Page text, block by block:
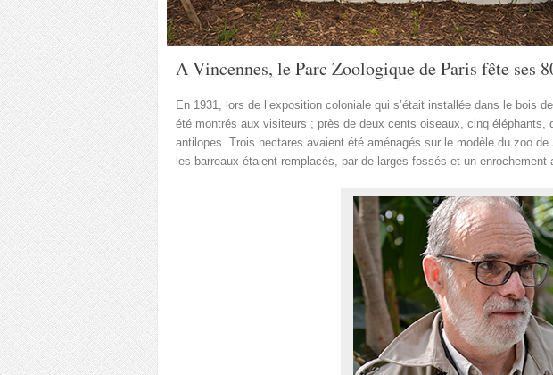
A Vincennes, le Parc Zoologique de Paris fête ses
En 1931, lors de l’exposition coloniale qui s’était installée dans le bois
été montrés aux visiteurs ; près de deux cents oiseaux, cinq
antilopes. Trois hectares avaient été aménagés sur le modèle du zoo
les barreaux étaient remplacés, par de larges fossés et un